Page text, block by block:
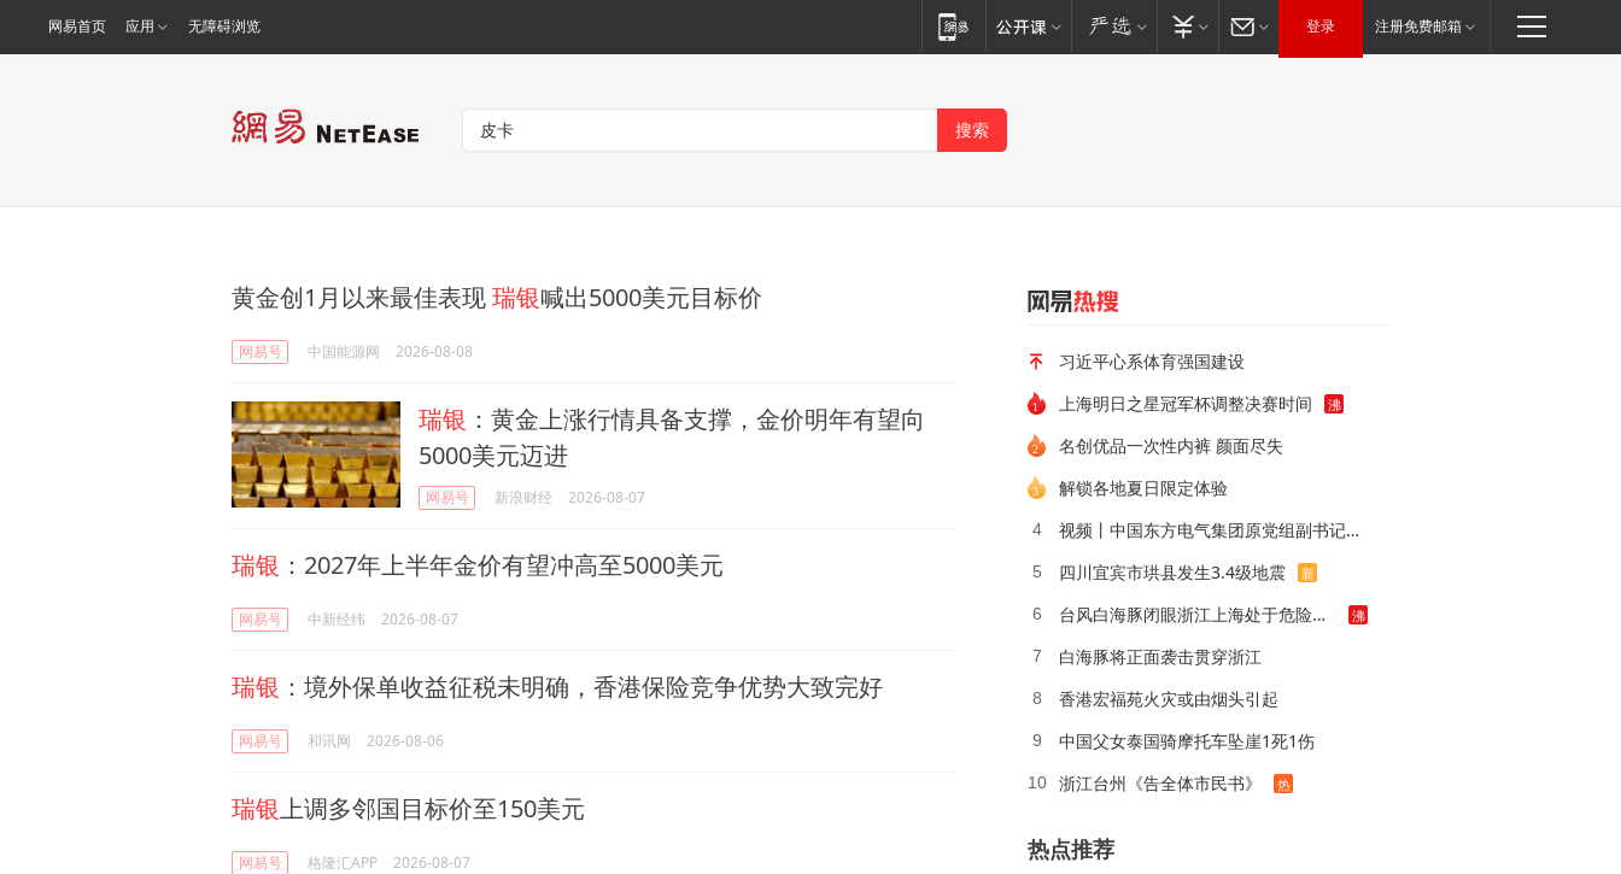
网易首页 应用 无障碍浏览 登录 注册免费邮箱
黄金创1月以来最佳表现瑞银喊出5000美元目标价
网易号 中国能源网 2026-08-08
瑞银 ：黄金上涨行情具备支撑，金价明年有望向
5000美元迈进
网易号 新浪财经 2026-08-07
瑞银 ：2027年上半年金价有望冲高至5000美元
网易号 中新经纬 2026-08-07
瑞银 ：境外保单收益征税未明确，香港保险竞争优势大致完好
网易号 和讯网 2026-08-06
瑞银上调多邻国目标价至150美元
网易号 格隆汇APP 2026-08-07
习近平心系体育强国建设
上海明日之星冠军杯调整决赛时间 沸
名创优品一次性内裤 颜面尽失
解锁各地夏日限定体验
4 视频丨中国东方电气集团原党组副书记、董事宋致远被查
5 四川宜宾市珙县发生3.4级地震 新
6 台风白海豚闭眼浙江上海处于危险半圆 沸
7 白海豚将正面袭击贯穿浙江
8 香港宏福苑火灾或由烟头引起
9 中国父女泰国骑摩托车坠崖1死1伤
10 浙江台州《告全体市民书》 热
热点推荐